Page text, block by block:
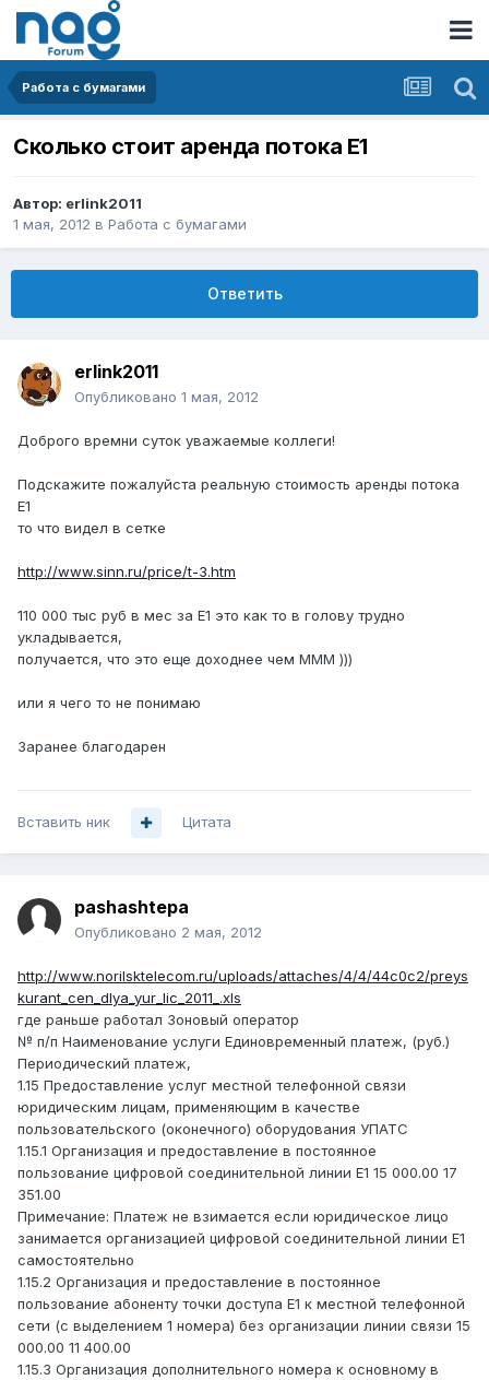
Работа с бумагами
Сколько стоит аренда потока E1
Автор: erlink2011
1 мая, 2012 в Работа с бумагами
Ответить
erlink2011
Опубликовано 1 мая, 2012
Доброго времни суток уважаемые коллеги!
Подскажите пожалуйста реальную стоимость аренды потока
E1
то что видел в сетке
http://www.sinn.ru/price/t-3.htm
110 000 тыс руб в мес за E1 это как то в голову трудно
укладывается,
получается, что это еще доходнее чем МММ )))
или я чего то не понимаю
Заранее благодарен
Вставить ник Цитата
pashashtepa
Опубликовано 2 мая, 2012
http://www.norilsktelecom.ru/uploads/attaches/4/4/44c0c2/preys
kurant_cen_dlya_yur_lic_2011_.xls
где раньше работал Зоновый оператор
№ п/п Наименование услуги Единовременный платеж, (руб.)
Периодический платеж,
1.15 Предоставление услуг местной телефонной связи
юридическим лицам, применяющим в качестве
пользовательского (оконечного) оборудования УПАТС
1.15.1 Организация и предоставление в постоянное
пользование цифровой соединительной линии Е1 15 000.00 17
351.00
Примечание: Платеж не взимается если юридическое лицо
занимается организацией цифровой соединительной линии Е1
самостоятельно
1.15.2 Организация и предоставление в постоянное
пользование абоненту точки доступа Е1 к местной телефонной
сети (с выделением 1 номера) без организации линии связи 15
000.00 11 400.00
1.15.3 Организация дополнительного номера к основному в